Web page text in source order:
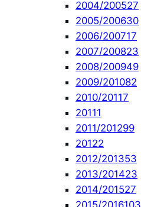
2004/200527
2005/200630
2006/200717
2007/200823
2008/200949
2009/201082
2010/20117
20111
2011/201299
20122
2012/201353
2013/201423
2014/201527